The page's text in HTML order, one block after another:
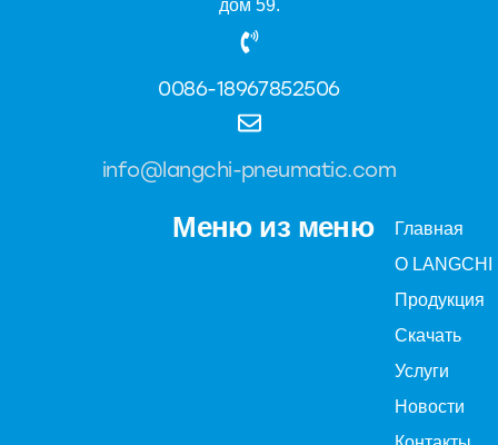
дом 59.
0086-18967852506
info@langchi-pneumatic.com
Меню из меню
Главная
О LANGCHI
Продукция
Скачать
Услуги
Новости